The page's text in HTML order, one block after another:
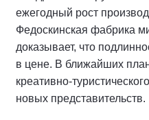
ежегодный рост
Федоскинская фабрика
доказывает, что
в цене. В ближайших
креативно-
новых представительств.